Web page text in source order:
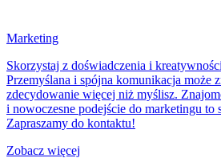
Marketing
Skorzystaj z doświadczenia i
Przemyślana i spójna komunikacja może
zdecydowanie więcej niż myślisz.
i nowoczesne podejście do marketingu to
Zapraszamy do kontaktu!
Zobacz więcej